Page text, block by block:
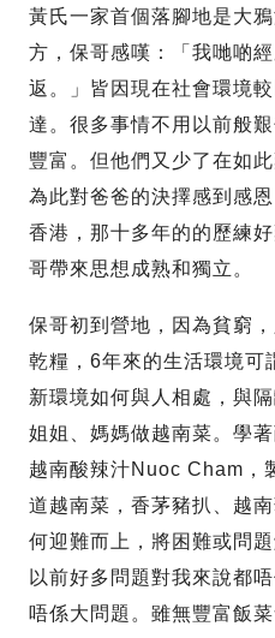
黃氏一家首個落腳地是大
方，保哥感嘆：「我哋啲
返。」皆因現在社會環境
達。很多事情不用以前般
豐富。但他們又少了在如
為此對爸爸的決擇感到感
香港，那十多年的的歷練
哥帶來思想成熟和獨立。
保哥初到營地，因為貧窮
乾糧，6年來的生活環境可
新環境如何與人相處，與
姐姐、媽媽做越南菜。學
越南酸辣汁Nuoc Cham，
道越南菜，香茅豬扒、越
何迎難而上，將困難或問
以前好多問題對我來說都
唔係大問題。雖無豐富飯